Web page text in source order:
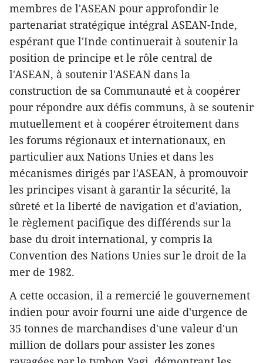
membres de l'ASEAN pour approfondir le
partenariat stratégique intégral ASEAN-Inde,
espérant que l'Inde continuerait à soutenir la
position de principe et le rôle central de
l'ASEAN, à soutenir l'ASEAN dans la
construction de sa Communauté et à coopérer
pour répondre aux défis communs, à se soutenir
mutuellement et à coopérer étroitement dans
les forums régionaux et internationaux, en
particulier aux Nations Unies et dans les
mécanismes dirigés par l'ASEAN, à promouvoir
les principes visant à garantir la sécurité, la
sûreté et la liberté de navigation et d'aviation,
le règlement pacifique des différends sur la
base du droit international, y compris la
Convention des Nations Unies sur le droit de la
mer de 1982.
A cette occasion, il a remercié le gouvernement
indien pour avoir fourni une aide d'urgence de
35 tonnes de marchandises d'une valeur d'un
million de dollars pour assister les zones